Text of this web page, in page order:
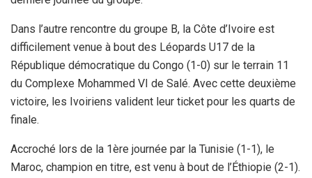
Dans l’autre rencontre du groupe B, la Côte d’Ivoire est
difficilement venue à bout des Léopards U17 de la
République démocratique du Congo (1-0) sur le terrain 11
du Complexe Mohammed VI de Salé. Avec cette deuxième
victoire, les Ivoiriens valident leur ticket pour les quarts de
finale.
Accroché lors de la 1ère journée par la Tunisie (1-1), le
Maroc, champion en titre, est venu à bout de l’Éthiopie (2-1).